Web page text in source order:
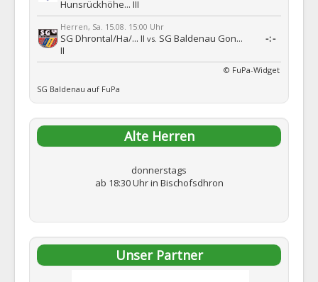
Hunsrückhöhe... III
Herren, Sa. 15.08. 15:00 Uhr
SG Dhrontal/Ha/... II vs. SG Baldenau Gon...
II
-:-
© FuPa-Widget
SG Baldenau auf FuPa
Alte Herren
donnerstags
ab 18:30 Uhr in Bischofsdhron
Unser Partner